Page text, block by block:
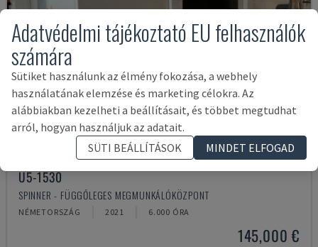
U5-1530
SPINNER - FÜGGŐLEGES MEGMUNKÁLÓKÖZPONT
NÉMETORSZÁG 2021 6.000 ÓRA
145,000 €
Adatvédelmi tájékoztató EU felhasználók
számára
Sütiket használunk az élmény fokozása, a webhely
használatának elemzése és marketing célokra. Az
alábbiakban kezelheti a beállításait, és többet megtudhat
arról, hogyan használjuk az adatait.
SÜTI BEÁLLÍTÁSOK
MINDET ELFOGAD